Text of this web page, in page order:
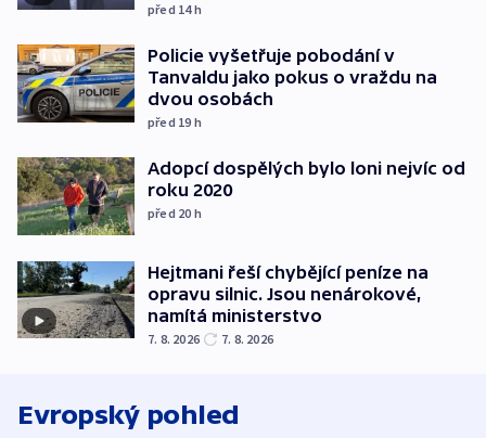
před 14h
Policie vyšetřuje pobodání v
Tanvaldu jako pokus o vraždu na
dvou osobách
před 19 h
Adopcí dospělých bylo loni nejvíc od
roku 2020
před 20 h
Hejtmani řeší chybějící peníze na
opravu silnic. Jsou nenárokové,
namítá ministerstvo
7. 8. 2026 7. 8. 2026
Evropský pohled